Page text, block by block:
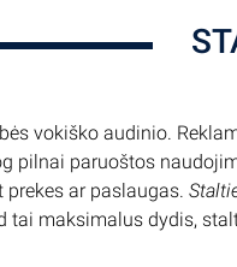
vokiško audinio.
pilnai paruoštos
ar paslaugas.
tai maksimalus dydis,